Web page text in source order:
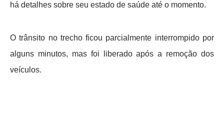
há detalhes sobre seu estado de saúde até o momento.
O trânsito no trecho ficou parcialmente interrompido por
alguns minutos, mas foi liberado após a remoção dos
veículos.